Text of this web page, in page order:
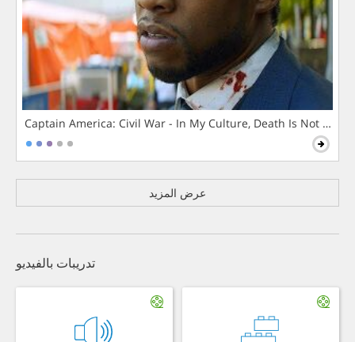
Captain America: Civil War - In My Culture, Death Is Not The
عرض المزيد
تدريبات بالفيديو